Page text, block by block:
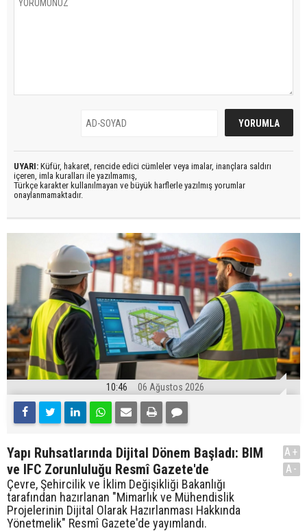
UYARI: Küfür, hakaret, rencide edici cümleler veya imalar, inançlara saldırı
içeren, imla kuralları ile yazılmamış,
Türkçe karakter kullanılmayan ve büyük harflerle yazılmış yorumlar
onaylanmamaktadır.
10:46 06 Ağustos 2026
Yapı Ruhsatlarında Dijital Dönem Başladı: BIM
ve IFC Zorunluluğu Resmî Gazete'de
Çevre, Şehircilik ve İklim Değişikliği Bakanlığı
tarafından hazırlanan "Mimarlık ve Mühendislik
Projelerinin Dijital Olarak Hazırlanması Hakkında
Yönetmelik" Resmî Gazete'de yayımlandı.
A+
A-